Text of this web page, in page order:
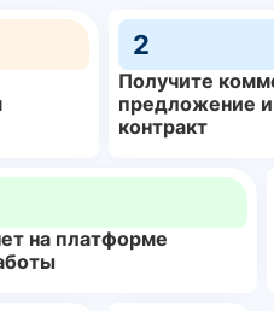
2
Получите
предложение
контракт
на платформе